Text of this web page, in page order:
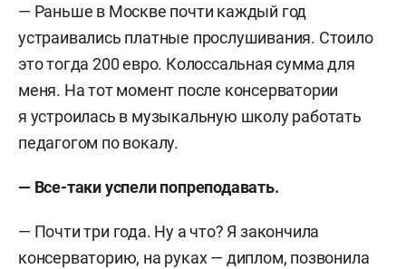
— Раньше в Москве почти каждый год
устраивались платные прослушивания. Стоило
это тогда 200 евро. Колоссальная сумма для
меня. На тот момент после консерватории
я устроилась в музыкальную школу работать
педагогом по вокалу.
— Все-таки успели попреподавать.
— Почти три года. Ну а что? Я закончила
консерваторию, на руках — диплом, позвонила